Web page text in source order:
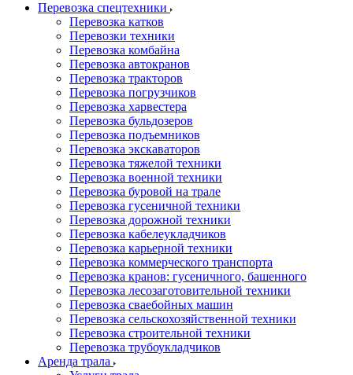
Перевозка спецтехники
Перевозка катков
Перевозки техники
Перевозка комбайна
Перевозка автокранов
Перевозка тракторов
Перевозка погрузчиков
Перевозка харвестера
Перевозка бульдозеров
Перевозка подъемников
Перевозка экскаваторов
Перевозка тяжелой техники
Перевозка военной техники
Перевозка буровой на трале
Перевозка гусеничной техники
Перевозка дорожной техники
Перевозка кабелеукладчиков
Перевозка карьерной техники
Перевозка коммерческого транспорта
Перевозка кранов: гусеничного, башенного
Перевозка лесозаготовительной техники
Перевозка сваебойных машин
Перевозка сельскохозяйственной техники
Перевозка строительной техники
Перевозка трубоукладчиков
Аренда трала